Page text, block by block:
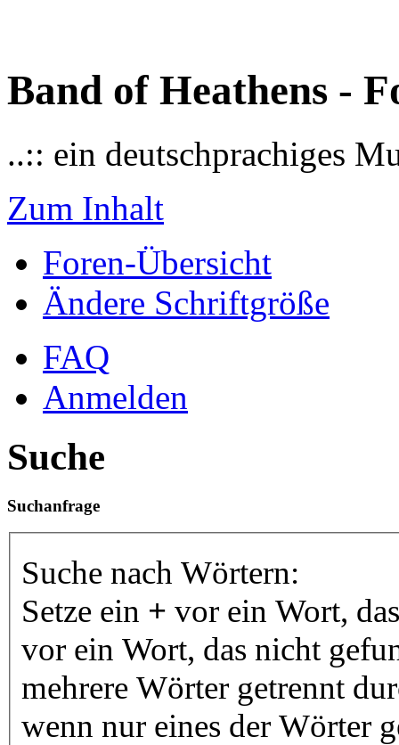
Band of Heathens -
..:: ein deutschprachiges
Zum Inhalt
Foren-Übersicht
Ändere Schriftgröße
FAQ
Anmelden
Suche
Suchanfrage
Suche nach Wörtern:
Setze ein + vor ein Wort,
vor ein Wort, das nicht
mehrere Wörter getrennt
wenn nur eines der Wörter